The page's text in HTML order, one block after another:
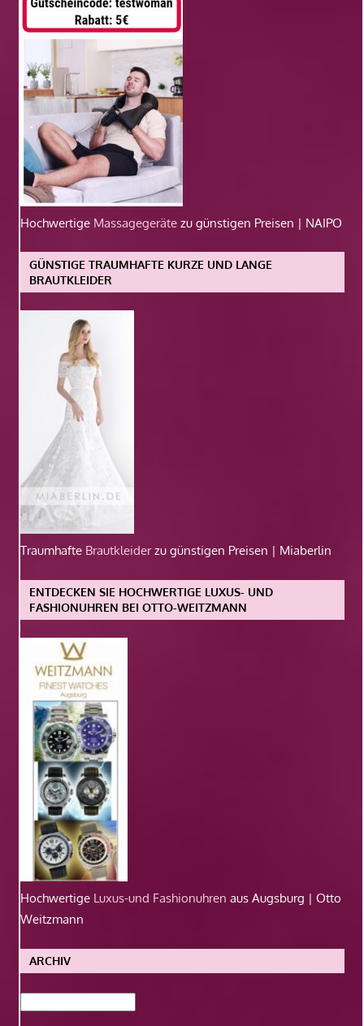
Hochwertige Massagegeräte zu günstigen Preisen | NAIPO
GÜNSTIGE TRAUMHAFTE KURZE UND LANGE
BRAUTKLEIDER
Traumhafte Brautkleiderzu günstigen Preisen | Miaberlin
ENTDECKEN SIE HOCHWERTIGE LUXUS- UND
FASHIONUHREN BEI OTTO-WEITZMANN
Hochwertige Luxus-und Fashionuhren aus Augsburg | Otto
Weitzmann
ARCHIV